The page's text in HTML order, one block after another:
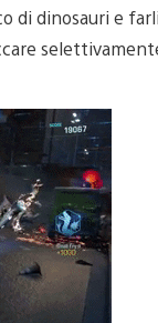
di dinosauri e